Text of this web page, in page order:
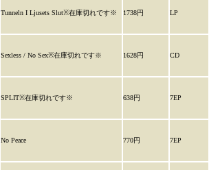
Tunneln I Ljusets Slut※在庫切れです※ 1738円 LP
Sexless / No Sex※在庫切れです※ 1628円 CD
SPLIT※在庫切れです※ 638円 7EP
No Peace 770円 7EP